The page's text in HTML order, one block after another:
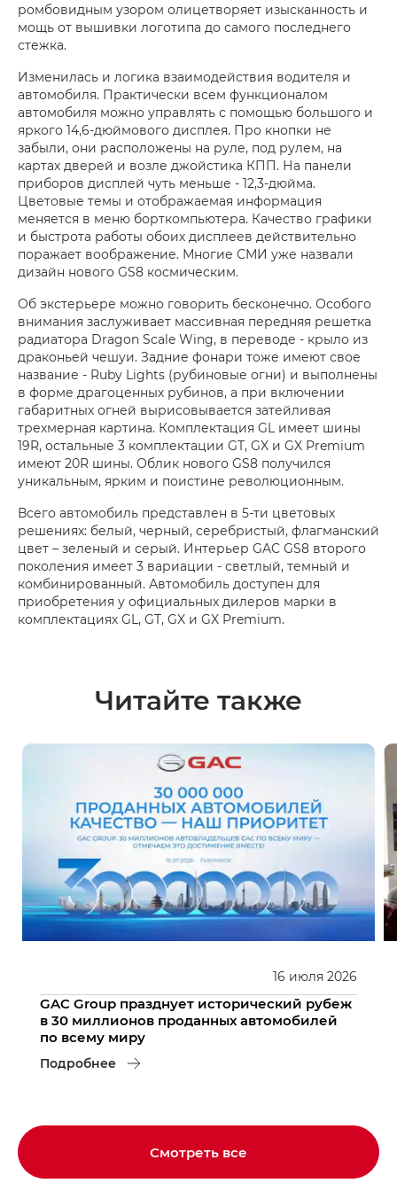
ромбовидным узором олицетворяет изысканность и
мощь от вышивки логотипа до самого последнего
стежка.
Изменилась и логика взаимодействия водителя и
автомобиля. Практически всем функционалом
автомобиля можно управлять с помощью большого и
яркого 14,6-дюймового дисплея. Про кнопки не
забыли, они расположены на руле, под рулем, на
картах дверей и возле джойстика КПП. На панели
приборов дисплей чуть меньше - 12,3-дюйма.
Цветовые темы и отображаемая информация
меняется в меню борткомпьютера. Качество графики
и быстрота работы обоих дисплеев действительно
поражает воображение. Многие СМИ уже назвали
дизайн нового GS8 космическим.
Об экстерьере можно говорить бесконечно. Особого
внимания заслуживает массивная передняя решетка
радиатора Dragon Scale Wing, в переводе - крыло из
драконьей чешуи. Задние фонари тоже имеют свое
название - Ruby Lights (рубиновые огни) и выполнены
в форме драгоценных рубинов, а при включении
габаритных огней вырисовывается затейливая
трехмерная картина. Комплектация GL имеет шины
19R, остальные 3 комплектации GT, GX и GX Premium
имеют 20R шины. Облик нового GS8 получился
уникальным, ярким и поистине революционным.
Всего автомобиль представлен в 5-ти цветовых
решениях: белый, черный, серебристый, флагманский
цвет – зеленый и серый. Интерьер GAC GS8 второго
поколения имеет 3 вариации - светлый, темный и
комбинированный. Автомобиль доступен для
приобретения у официальных дилеров марки в
комплектациях GL, GT, GX и GX Premium.
Читайте также
16 июля 2026
GAC Group празднует исторический рубеж
в 30 миллионов проданных автомобилей
по всему миру
Подробнее
Смотреть все